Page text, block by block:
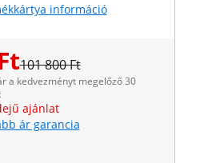
információ
101 800 Ft
a kedvezményt megelőző 30
ajánlat
ár garancia